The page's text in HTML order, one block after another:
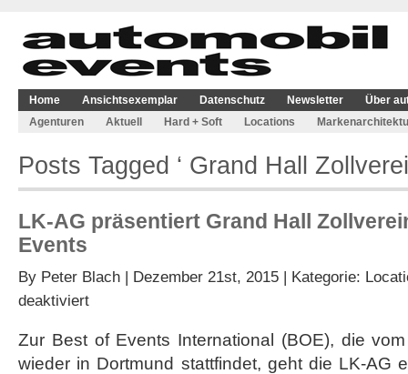
Home Ansichtsexemplar Datenschutz Newsletter
Über
Agenturen
Aktuell Hard + Soft Locations
Posts Tagged ‘ Grand Hall
LK-AG präsentiert Grand Hall
Events
By Peter Blach | Dezember 21st, 2015 | Kategorie:
deaktiviertfür
präsentiert
Grand
Zur Best of Events International (BOE), die
wieder in Dortmund stattfindet, geht die LK-AG